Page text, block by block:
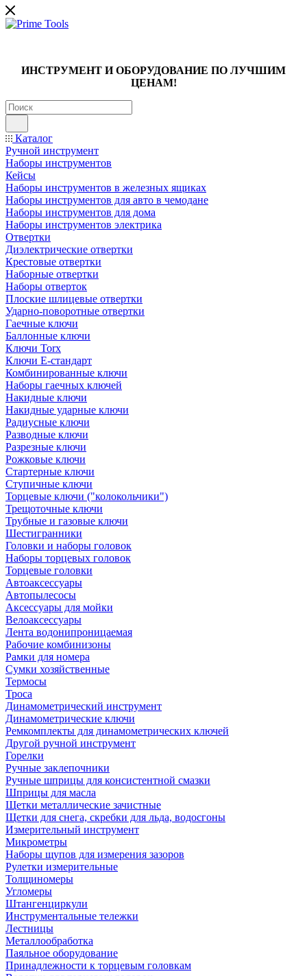
ИНСТРУМЕНТ И ОБОРУДОВАНИЕ ПО ЛУЧШИМ
ЦЕНАМ!
Каталог
Ручной инструмент
Наборы инструментов
Кейсы
Наборы инструментов в железных ящиках
Наборы инструментов для авто в чемодане
Наборы инструментов для дома
Наборы инструментов электрика
Отвертки
Диэлектрические отвертки
Крестовые отвертки
Наборные отвертки
Наборы отверток
Плоские шлицевые отвертки
Ударно-поворотные отвертки
Гаечные ключи
Баллонные ключи
Ключи Torx
Ключи Е-стандарт
Комбинированные ключи
Наборы гаечных ключей
Накидные ключи
Накидные ударные ключи
Радиусные ключи
Разводные ключи
Разрезные ключи
Рожковые ключи
Стартерные ключи
Ступичные ключи
Торцевые ключи ("колокольчики")
Трещоточные ключи
Трубные и газовые ключи
Шестигранники
Головки и наборы головок
Наборы торцевых головок
Торцевые головки
Автоаксессуары
Автопылесосы
Аксессуары для мойки
Велоаксессуары
Лента водонипроницаемая
Рабочие комбинизоны
Рамки для номера
Сумки хозяйственные
Термосы
Троса
Динамометрический инструмент
Динамометрические ключи
Ремкомплекты для динамометрических ключей
Другой ручной инструмент
Горелки
Ручные заклепочники
Ручные шприцы для консистентной смазки
Шприцы для масла
Щетки металлические зачистные
Щетки для снега, скребки для льда, водосгоны
Измерительный инструмент
Микрометры
Наборы щупов для измерения зазоров
Рулетки измерительные
Толщиномеры
Угломеры
Штангенциркули
Инструментальные тележки
Лестницы
Металлообработка
Паяльное оборудование
Принадлежности к торцевым головкам